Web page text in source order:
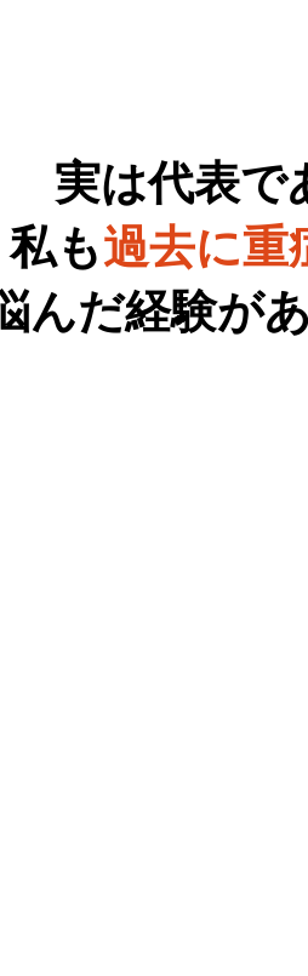
実は代表で
私も過去に重
んだ経験が